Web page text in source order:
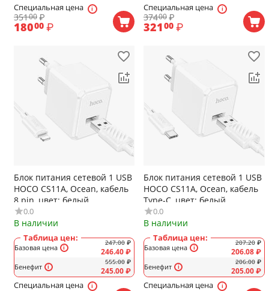
Специальная цена
35100 ₽
18000 ₽
Специальная цена
37400₽
32100 ₽
Блок питания сетевой 1 USB
HOCO CS11A, Ocean, кабель
8 pin, цвет: белый
0.0
В наличии
Таблица цен:
Базовая цена
Бенефит
247.00 ₽
246.40₽
555.00 ₽
245.00₽
Специальная цена
Блок питания сетевой 1 USB
HOCO CS11A, Ocean, кабель
Type-C, цвет: белый
0.0
В наличии
Таблица цен:
Базовая цена
Бенефит
207.20 ₽
206.08₽
206.00 ₽
205.00₽
Специальная цена